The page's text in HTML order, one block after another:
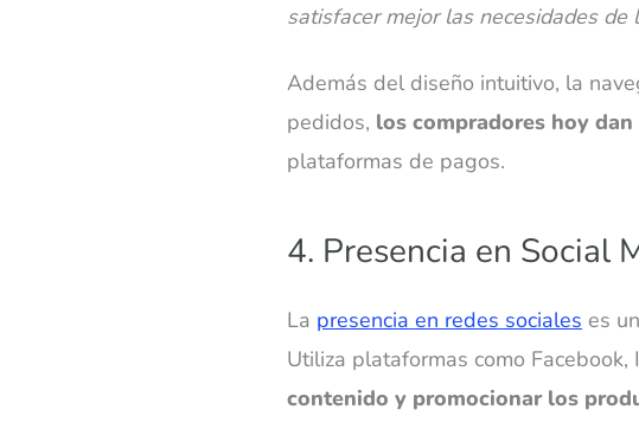
satisfacer mejor las necesidades
Además del diseño intuitivo, la
pedidos, los compradores hoy
plataformas de pagos.
4. Presencia en Social
La presencia en redes sociales es
Utiliza plataformas como
contenido y promocionar los